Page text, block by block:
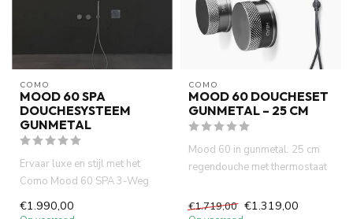
COMO
MOOD 60 SPA
DOUCHESYSTEEM
GUNMETAL
Ervaar luxe en stijl met het
Como Mood 60 SPA 3-Weg
Douchesysteem in Gunmetal.
D...
€1.990,00
COMO
MOOD 60 DOUCHESET
GUNMETAL – 25 CM
Mood 60 in gunmetal: 25 cm
regendouche met thermostaat
€1.719,00 €1.319,00